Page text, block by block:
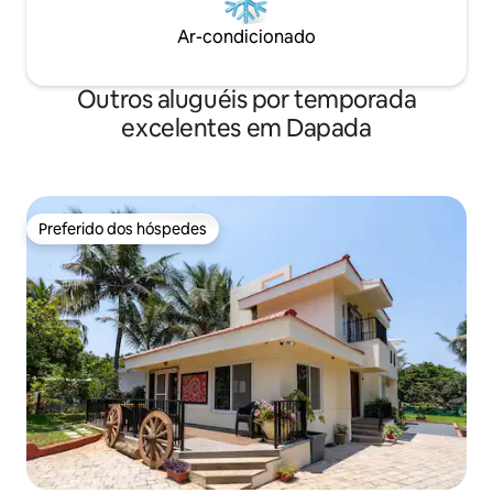
Ar-condicionado
Outros aluguéis por temporada
excelentes em Dapada
Preferido dos hóspedes
Preferido dos hóspedes